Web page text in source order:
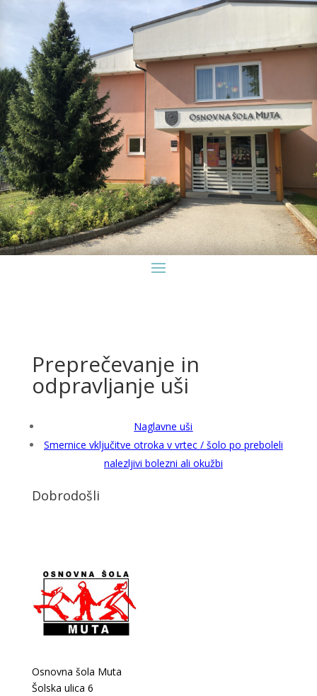
Preprečevanje in
odpravljanje uši
Naglavne uši
Smernice vključitve otroka v vrtec / šolo po preboleli
nalezljivi bolezni ali okužbi
Dobrodošli
Osnovna šola Muta
Šolska ulica 6